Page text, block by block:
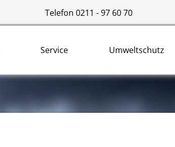
Telefon 0211 - 97 60 70
Service Umweltschutz